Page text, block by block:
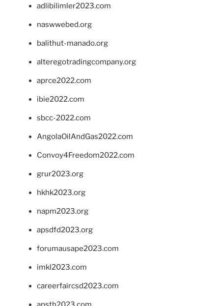
adlibilimler2023.com
naswwebed.org
balithut-manado.org
alteregotradingcompany.org
aprce2022.com
ibie2022.com
sbcc-2022.com
AngolaOilAndGas2022.com
Convoy4Freedom2022.com
grur2023.org
hkhk2023.org
napm2023.org
apsdfd2023.org
forumausape2023.com
imkl2023.com
careerfaircsd2023.com